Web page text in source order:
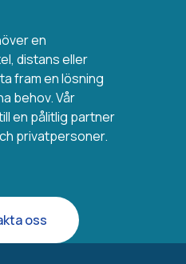
en
distans eller
fram en lösning
behov. Vår
en pålitlig partner
privatpersoner.
oss